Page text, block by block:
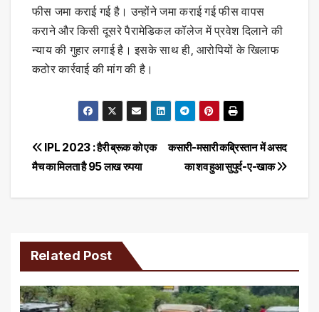
फीस जमा कराई गई है। उन्होंने जमा कराई गई फीस वापस
कराने और किसी दूसरे पैरामेडिकल कॉलेज में प्रवेश दिलाने की
न्याय की गुहार लगाई है। इसके साथ ही, आरोपियों के खिलाफ
कठोर कार्रवाई की मांग की है।
Post
navigation
कसारी-मसारी कब्रिस्तान में असद
का शव हुआ सुपुर्द-ए-खाक
IPL 2023 : हैरी ब्रूक को एक
मैच का मिलता है 95 लाख रुपया
Related Post